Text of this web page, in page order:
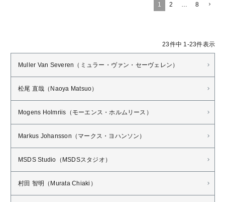
1 2 8
23件中 1 -23件表示
Muller Van Severen（ミュラー・ヴァン・セーヴェレン）
松尾 直哉（Naoya Matsuo）
Mogens Holmriis（モーエンス・ホルムリース）
Markus Johansson（マークス・ヨハンソン）
MSDS Studio（MSDSスタジオ）
村田 智明（Murata Chiaki）